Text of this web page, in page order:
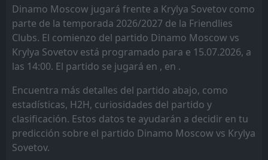
14:00
16Aug
Krylya Sovetov
Makhachkala
12:30
Krylya Sovetov
FT
13:15
01Aug
CSKA Moscow
Krylya Sovetov
1
14:00
Akron
Dinamo Moscow jugará frente a Krylya Sovetov como
parte de la temporada 2026/2027 de la Friendlies
Clubs. El comienzo del partido Dinamo Moscow vs
Krylya Sovetov está programado para e 15.07.2026, a
las 14:00. El partido se jugará en , en .
Encuentra más detalles del partido abajo, como
estadísticas, H2H, curiosidades del partido y
clasificación. Estos datos te ayudarán a decidir en tu
predicción sobre el partido Dinamo Moscow vs Krylya
Sovetov.